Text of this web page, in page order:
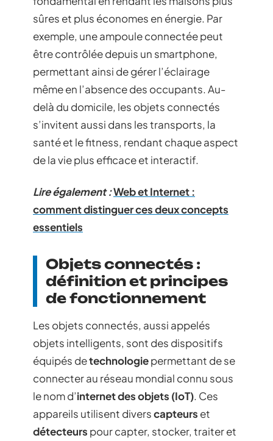
sûres et plus économes en énergie. Par
exemple, une ampoule connectée peut
être contrôlée depuis un smartphone,
permettant ainsi de gérer l’éclairage
même en l’absence des occupants. Au-
delà du domicile, les objets connectés
s’invitent aussi dans les transports, la
santé et le fitness, rendant chaque aspect
de la vie plus efficace et interactif.
Lire également :Web et Internet :
comment distinguer ces deux concepts
essentiels
Objets connectés :
définition et principes
de fonctionnement
Les objets connectés, aussi appelés
objets intelligents, sont des dispositifs
équipés detechnologiepermettant de se
connecter au réseau mondial connu sous
le nom d’internet des objets (IoT). Ces
appareils utilisent diverscapteurs et
détecteurs pour capter, stocker, traiter et